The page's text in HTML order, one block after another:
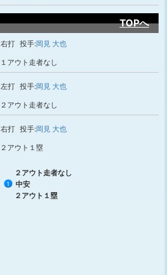
TOPへ
右打 投手:岡見 大也
１アウト走者なし
左打 投手:岡見 大也
２アウト走者なし
右打 投手:岡見 大也
２アウト１塁
２アウト走者なし
1
中安
２アウト１塁